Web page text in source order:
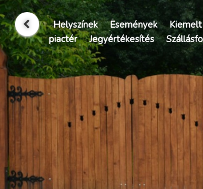
Helyszínek Események
piactér
Jegyértékesítés